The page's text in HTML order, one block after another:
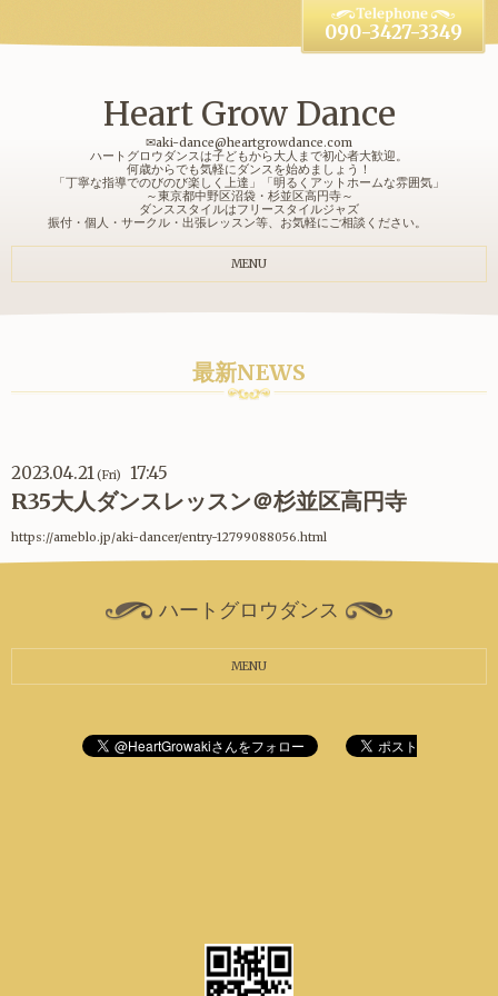
Heart Grow Dance
✉aki-dance@heartgrowdance.com
ハートグロウダンスは子どもから大人まで初心者大歓迎。
何歳からでも気軽にダンスを始めましょう！
「丁寧な指導でのびのび楽しく上達」「明るくアットホームな雰囲気」
～東京都中野区沼袋・杉並区高円寺～
ダンススタイルはフリースタイルジャズ
振付・個人・サークル・出張レッスン等、お気軽にご相談ください。
090-3427-3349
MENU
最新NEWS
2023.04.21(Fri) 17:45
R35大人ダンスレッスン＠杉並区高円寺
https://ameblo.jp/aki-dancer/entry-12799088056.html
ハートグロウダンス
MENU